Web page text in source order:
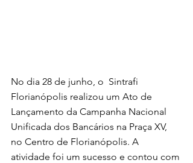
No dia 28 de junho, o  Sintrafi
Florianópolis realizou um Ato de
Lançamento da Campanha Nacional
Unificada dos Bancários na Praça XV,
no Centro de Florianópolis. A
atividade foi um sucesso e contou com